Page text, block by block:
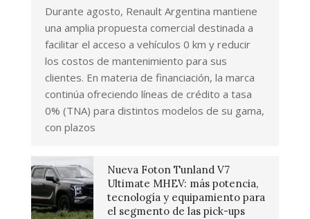
Durante agosto, Renault Argentina mantiene
una amplia propuesta comercial destinada a
facilitar el acceso a vehículos 0 km y reducir
los costos de mantenimiento para sus
clientes. En materia de financiación, la marca
continúa ofreciendo líneas de crédito a tasa
0% (TNA) para distintos modelos de su gama,
con plazos
Nueva Foton Tunland V7
Ultimate MHEV: más potencia,
tecnología y equipamiento para
el segmento de las pick-ups